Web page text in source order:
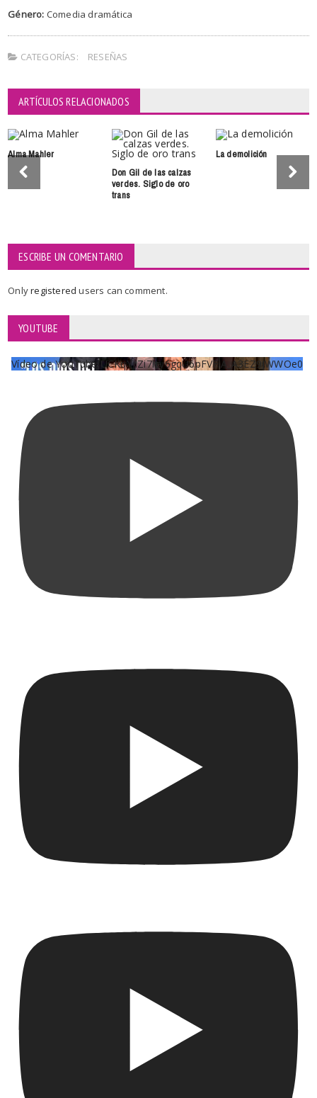
Género: Comedia dramática
CATEGORÍAS: RESEÑAS
ARTÍCULOS RELACIONADOS
Alma Mahler
Don Gil de las calzas
verdes. Siglo de oro
trans
La demolición
ESCRIBE UN COMENTARIO
Onlyregisteredusers can comment.
YOUTUBE
Vídeo de YouTube UCKqYjiZi7lzy6gqU6pFVFiA_A3EZ9JWWOe0